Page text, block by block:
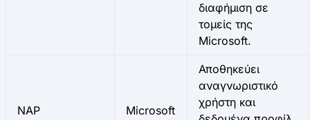
διαφήμιση σε
τομείς της
Microsoft.
NAP Microsoft
Αποθηκεύει
αναγνωριστικό
χρήστη και